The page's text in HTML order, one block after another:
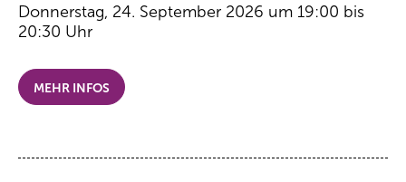
Donnerstag, 24. September 2026 um 19:00 bis
20:30 Uhr
MEHR INFOS